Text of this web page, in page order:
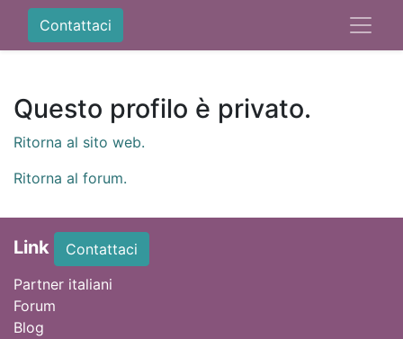
Contattaci
Questo profilo è privato.
Ritorna al sito web.
Ritorna al forum.
Link
Contattaci
Partner italiani
Forum
Blog